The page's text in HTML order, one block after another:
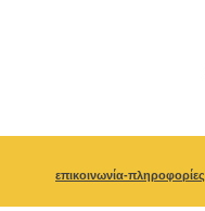
επικοινωνία-πληροφορίες